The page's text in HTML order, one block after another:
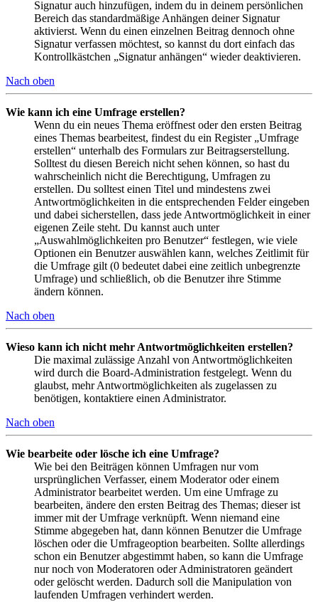
Signatur auch hinzufügen, indem du in deinem persönlichen
Bereich das standardmäßige Anhängen deiner Signatur
aktivierst. Wenn du einen einzelnen Beitrag dennoch ohne
Signatur verfassen möchtest, so kannst du dort einfach das
Kontrollkästchen „Signatur anhängen“ wieder deaktivieren.
Nach oben
Wie kann ich eine Umfrage erstellen?
Wenn du ein neues Thema eröffnest oder den ersten Beitrag
eines Themas bearbeitest, findest du ein Register „Umfrage
erstellen“ unterhalb des Formulars zur Beitragserstellung.
Solltest du diesen Bereich nicht sehen können, so hast du
wahrscheinlich nicht die Berechtigung, Umfragen zu
erstellen. Du solltest einen Titel und mindestens zwei
Antwortmöglichkeiten in die entsprechenden Felder eingeben
und dabei sicherstellen, dass jede Antwortmöglichkeit in einer
eigenen Zeile steht. Du kannst auch unter
„Auswahlmöglichkeiten pro Benutzer“ festlegen, wie viele
Optionen ein Benutzer auswählen kann, welches Zeitlimit für
die Umfrage gilt (0 bedeutet dabei eine zeitlich unbegrenzte
Umfrage) und schließlich, ob die Benutzer ihre Stimme
ändern können.
Nach oben
Wieso kann ich nicht mehr Antwortmöglichkeiten erstellen?
Die maximal zulässige Anzahl von Antwortmöglichkeiten
wird durch die Board-Administration festgelegt. Wenn du
glaubst, mehr Antwortmöglichkeiten als zugelassen zu
benötigen, kontaktiere einen Administrator.
Nach oben
Wie bearbeite oder lösche ich eine Umfrage?
Wie bei den Beiträgen können Umfragen nur vom
ursprünglichen Verfasser, einem Moderator oder einem
Administrator bearbeitet werden. Um eine Umfrage zu
bearbeiten, ändere den ersten Beitrag des Themas; dieser ist
immer mit der Umfrage verknüpft. Wenn niemand eine
Stimme abgegeben hat, dann können Benutzer die Umfrage
löschen oder die Umfrageoption bearbeiten. Sollte allerdings
schon ein Benutzer abgestimmt haben, so kann die Umfrage
nur noch von Moderatoren oder Administratoren geändert
oder gelöscht werden. Dadurch soll die Manipulation von
laufenden Umfragen verhindert werden.